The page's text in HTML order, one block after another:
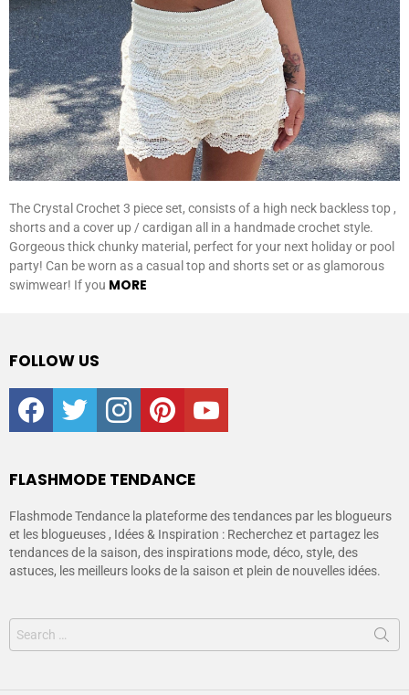
The Crystal Crochet 3 piece set, consists of a high neck backless top ,
shorts and a cover up / cardigan all in a handmade crochet style.
Gorgeous thick chunky material, perfect for your next holiday or pool
party! Can be worn as a casual top and shorts set or as glamorous
swimwear! If you MORE
FOLLOW US
facebooktwitter instagrampinterestyoutube
FLASHMODE TENDANCE
Flashmode Tendance la plateforme des tendances par les blogueurs
et les blogueuses , Idées & Inspiration : Recherchez et partagez les
tendances de la saison, des inspirations mode, déco, style, des
astuces, les meilleurs looks de la saison et plein de nouvelles idées.